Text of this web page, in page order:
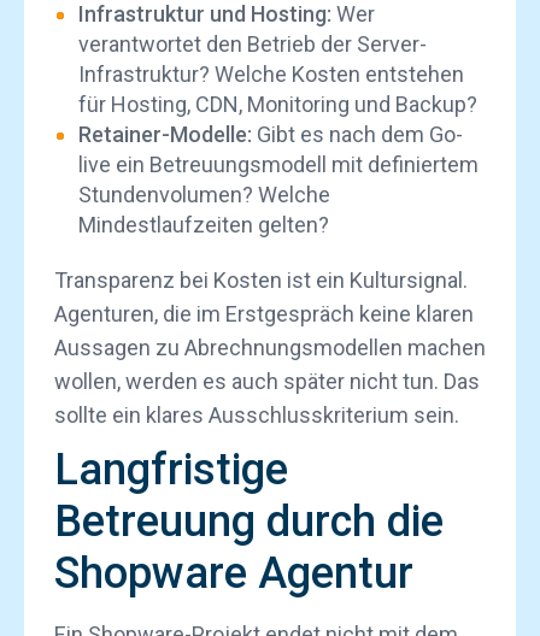
Infrastruktur und Hosting: Wer
verantwortet den Betrieb der Server-
Infrastruktur? Welche Kosten entstehen
für Hosting, CDN, Monitoring und Backup?
Retainer-Modelle: Gibt es nach dem Go-
live ein Betreuungsmodell mit definiertem
Stundenvolumen? Welche
Mindestlaufzeiten gelten?
Transparenz bei Kosten ist ein Kultursignal.
Agenturen, die im Erstgespräch keine klaren
Aussagen zu Abrechnungsmodellen machen
wollen, werden es auch später nicht tun. Das
sollte ein klares Ausschlusskriterium sein.
Langfristige
Betreuung durch die
Shopware Agentur